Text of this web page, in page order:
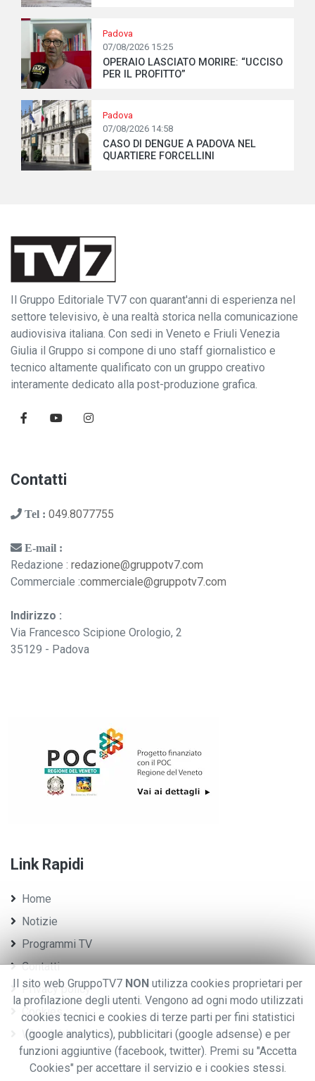
Padova
07/08/2026 15:25
OPERAIO LASCIATO MORIRE: “UCCISO
PER IL PROFITTO”
Padova
07/08/2026 14:58
CASO DI DENGUE A PADOVA NEL
QUARTIERE FORCELLINI
Il Gruppo Editoriale TV7 con quarant'anni di esperienza nel
settore televisivo, è una realtà storica nella comunicazione
audiovisiva italiana. Con sedi in Veneto e Friuli Venezia
Giulia il Gruppo si compone di uno staff giornalistico e
tecnico altamente qualificato con un gruppo creativo
interamente dedicato alla post-produzione grafica.
Contatti
Tel : 049.8077755
E-mail :
Redazione : redazione@gruppotv7.com
Commerciale :commerciale@gruppotv7.com
Indirizzo :
Via Francesco Scipione Orologio, 2
35129 - Padova
Link Rapidi
Home
Notizie
Programmi TV
Contatti
Privacy policy
Cookies
Whistleblowing
Il sito web GruppoTV7 NON utilizza cookies proprietari per
la profilazione degli utenti. Vengono ad ogni modo utilizzati
cookies tecnici e cookies di terze parti per fini statistici
(google analytics), pubblicitari (google adsense) e per
funzioni aggiuntive (facebook, twitter). Premi su "Accetta
Cookies" per accettare il servizio e i cookies stessi.